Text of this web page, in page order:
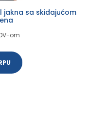
jakna sa skidajućom
om